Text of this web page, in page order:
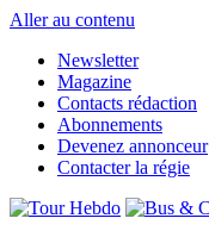
Aller au contenu
Newsletter
Magazine
Contacts rédaction
Abonnements
Devenez annonceur
Contacter la régie